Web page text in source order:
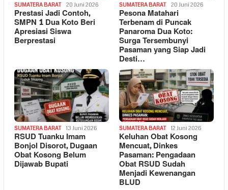
SUMATERA BARAT 20 Juni 2026
Prestasi Jadi Contoh,
SMPN 1 Dua Koto Beri
Apresiasi Siswa
Berprestasi
SUMATERA BARAT 20 Juni 2026
Pesona Matahari
Terbenam di Puncak
Panaroma Dua Koto:
Surga Tersembunyi
Pasaman yang Siap Jadi
Desti…
SUMATERA BARAT 13 Juni 2026
RSUD Tuanku Imam
Bonjol Disorot, Dugaan
Obat Kosong Belum
Dijawab Bupati
SUMATERA BARAT 12 Juni 2026
Keluhan Obat Kosong
Mencuat, Dinkes
Pasaman: Pengadaan
Obat RSUD Sudah
Menjadi Kewenangan
BLUD